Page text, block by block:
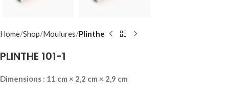
Home Shop Moulures Plinthe
PLINTHE 101-1
Dimensions : 11 cm × 2,2 cm × 2,9 cm